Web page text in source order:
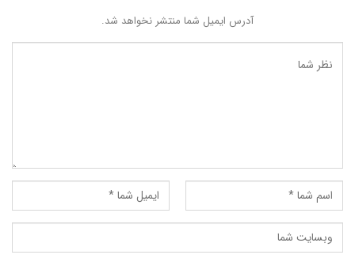
آدرس ایمیل شما منتشر نخواهد شد.